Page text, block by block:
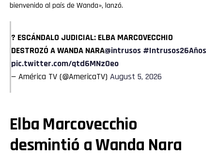
bienvenido al país de Wanda», lanzó.
? ESCÁNDALO JUDICIAL: ELBA MARCOVECCHIO
DESTROZÓ A WANDA NARA@intrusos #Intrusos26Años
pic.twitter.com/qtd6MNz0eo
— América TV (@AmericaTV) August 5, 2026
Elba Marcovecchio
desmintió a Wanda Nara